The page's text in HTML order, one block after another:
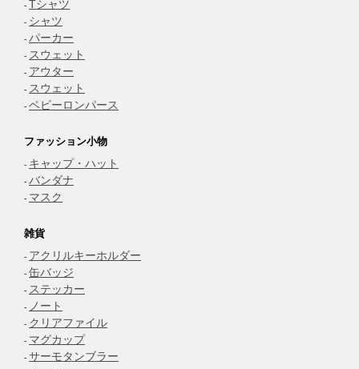
Tシャツ
シャツ
パーカー
スウェット
アウター
スウェット
ベビーロンパース
ファッション小物
キャップ・ハット
バンダナ
マスク
雑貨
アクリルキーホルダー
缶バッジ
ステッカー
ノート
クリアファイル
マグカップ
サーモタンブラー